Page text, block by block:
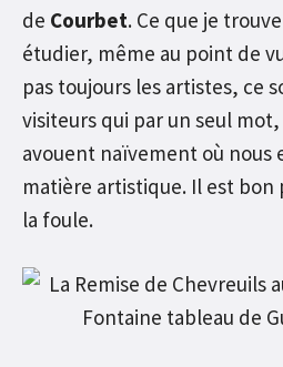
de Courbet. Ce que je
étudier, même au point de
pas toujours les artistes, ce
visiteurs qui par un seul
avouent naïvement où nous
matière artistique. Il est bon
la foule.